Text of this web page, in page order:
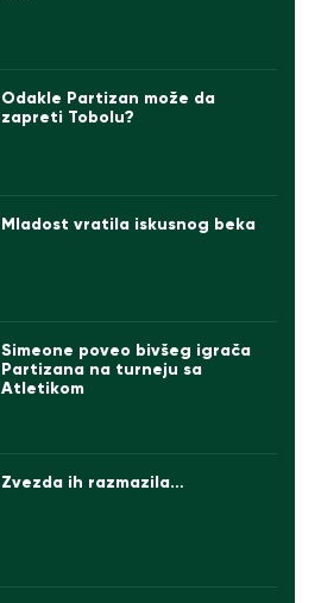
Odakle Partizan može da
zapreti Tobolu?
Mladost vratila iskusnog beka
Simeone poveo bivšeg igrača
Partizana na turneju sa
Atletikom
Zvezda ih razmazila…